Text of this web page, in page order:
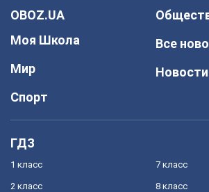
OBOZ.UA
Моя Школа
Мир
Спорт
Все
ГДЗ
1 класс
2 класс
7 класс
8 класс